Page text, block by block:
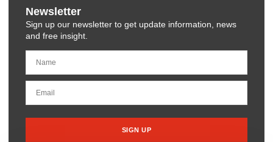
Newsletter
Sign up our newsletter to get update information, news
and free insight.
SIGN UP